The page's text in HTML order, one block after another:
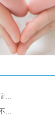
...
...